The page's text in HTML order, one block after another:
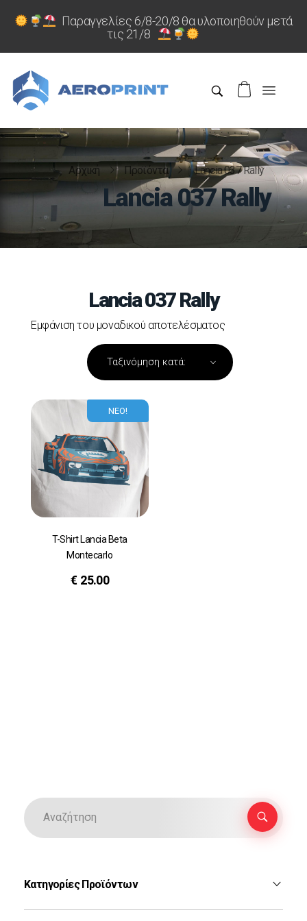
Παραγγελίες 6/8-20/8 θα υλοποιηθούν μετά
τις 21/8
Αρχική Προϊόντα Lancia 037 Rally
Lancia 037 Rally
Lancia 037 Rally
Εμφάνιση του μοναδικού αποτελέσματος
ΝΕΟ!
T-Shirt Lancia Beta
Montecarlo
€ 25.00
Κατηγορίες Προϊόντων